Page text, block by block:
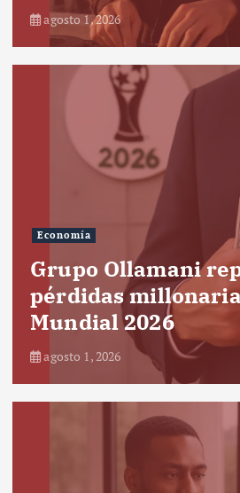
agosto 1, 2026
Economía
Grupo Ollamani
pérdidas
Mundial 2026
agosto 1, 2026